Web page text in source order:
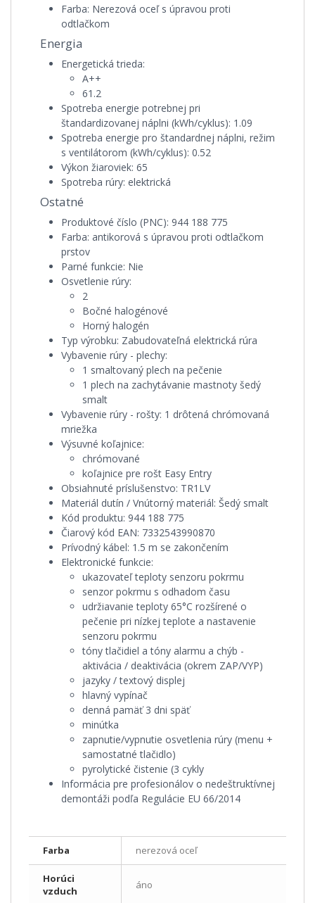
Farba: Nerezová oceľ s úpravou proti
odtlačkom
Energia
Energetická trieda:
A++
61.2
Spotreba energie potrebnej pri
štandardizovanej náplni (kWh/cyklus): 1.09
Spotreba energie pro štandardnej náplni, režim
s ventilátorom (kWh/cyklus): 0.52
Výkon žiaroviek: 65
Spotreba rúry: elektrická
Ostatné
Produktové číslo (PNC): 944 188 775
Farba: antikorová s úpravou proti odtlačkom
prstov
Parné funkcie: Nie
Osvetlenie rúry:
2
Bočné halogénové
Horný halogén
Typ výrobku: Zabudovateľná elektrická rúra
Vybavenie rúry - plechy:
1 smaltovaný plech na pečenie
1 plech na zachytávanie mastnoty šedý
smalt
Vybavenie rúry - rošty: 1 drôtená chrómovaná
mriežka
Výsuvné koľajnice:
chrómované
koľajnice pre rošt Easy Entry
Obsiahnuté príslušenstvo: TR1LV
Materiál dutín / Vnútorný materiál: Šedý smalt
Kód produktu: 944 188 775
Čiarový kód EAN: 7332543990870
Prívodný kábel: 1.5 m se zakončením
Elektronické funkcie:
ukazovateľ teploty senzoru pokrmu
senzor pokrmu s odhadom času
udržiavanie teploty 65°C rozšírené o
pečenie pri nízkej teplote a nastavenie
senzoru pokrmu
tóny tlačidiel a tóny alarmu a chýb -
aktivácia / deaktivácia (okrem ZAP/VYP)
jazyky / textový displej
hlavný vypínač
denná pamäť 3 dni späť
minútka
zapnutie/vypnutie osvetlenia rúry (menu +
samostatné tlačidlo)
pyrolytické čistenie (3 cykly
Informácia pre profesionálov o nedeštruktívnej
demontáži podľa Regulácie EU 66/2014
Farba nerezová oceľ
Horúci
vzduch
áno